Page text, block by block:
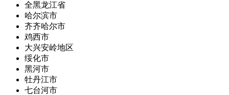
全黑龙江省
哈尔滨市
齐齐哈尔市
鸡西市
大兴安岭地区
绥化市
黑河市
牡丹江市
七台河市